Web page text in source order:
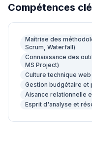
Compétences
Maîtrise des
Scrum, Waterfall)
Connaissance des
MS Project)
Culture technique web
Gestion budgétaire et
Aisance relationnelle
Esprit d'analyse et